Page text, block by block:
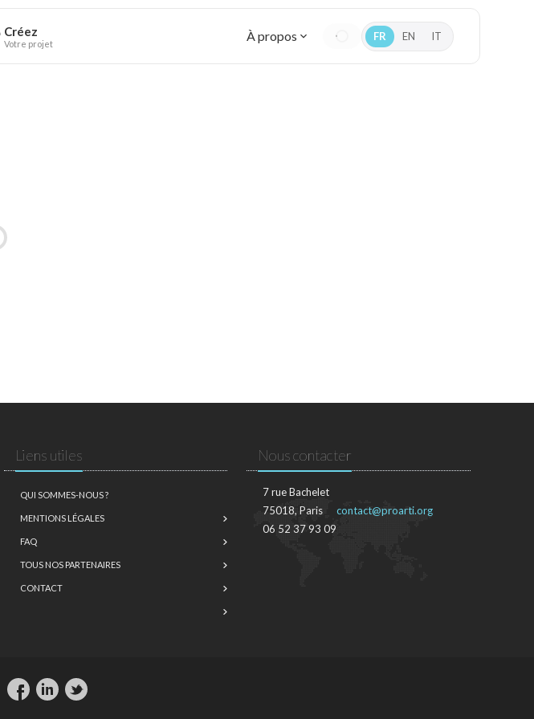
Créez
Votre projet À propos FR EN IT
Liens utiles
QUI SOMMES-NOUS ?
MENTIONS LÉGALES
FAQ
TOUS NOS PARTENAIRES
CONTACT
Nous contacter
7 rue Bachelet
75018, Paris
06 52 37 93 09
contact@proarti.org